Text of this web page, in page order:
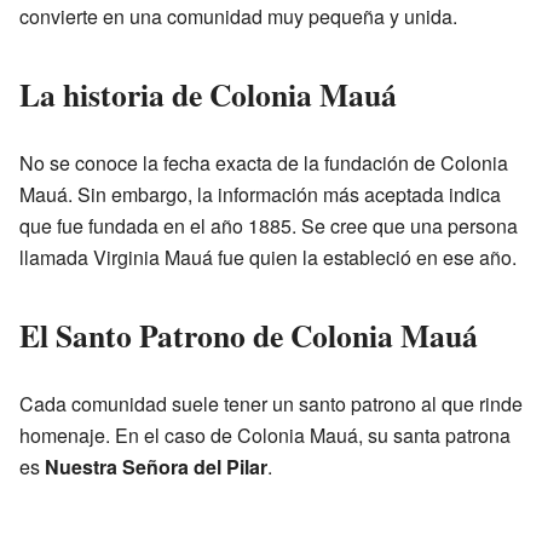
convierte en una comunidad muy pequeña y unida.
La historia de Colonia Mauá
No se conoce la fecha exacta de la fundación de Colonia
Mauá. Sin embargo, la información más aceptada indica
que fue fundada en el año 1885. Se cree que una persona
llamada Virginia Mauá fue quien la estableció en ese año.
El Santo Patrono de Colonia Mauá
Cada comunidad suele tener un santo patrono al que rinde
homenaje. En el caso de Colonia Mauá, su santa patrona
es Nuestra Señora del Pilar.